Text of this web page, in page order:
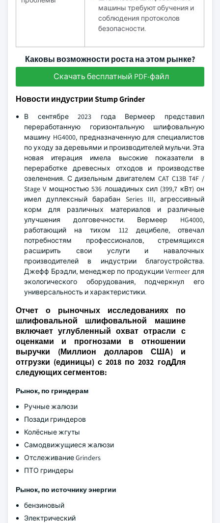
машины требуют обучения и
соблюдения протоколов
безопасности.
Каковы возможности роста на этом рынке?
Скачать бесплатный PDF-файл
Новости индустрии Stump Grinder
В сентябре 2023 года Вермеер представил
переработанную горизонтальную шлифовальную
машину HG4000, предназначенную для специалистов
по уходу за деревьями и производителей мульчи. Эта
новая итерация имела высокие показатели в
переработке древесных отходов и производстве
озеленения. С дизельным двигателем CAT C13B T4F /
Stage V мощностью 536 лошадиных сил (399,7 кВт) он
имел дуплексный барабан Series III, агрессивный
корм для различных материалов и различные
улучшения долговечности. Вермеер HG4000,
работающий на тихом 112 децибеле, отвечал
потребностям профессионалов, стремящихся
расширить свои услуги и навалочных
производителей в индустрии благоустройства.
Джефф Брэдли, менеджер по продукции Vermeer для
экологического оборудования, подчеркнул его
универсальность и характеристики.
Отчет о рыночных исследованиях по
шлифовальной шлифовальной машине
включает углубленный охват отрасли с
оценками и прогнозами в отношении
выручки (Миллион долларов США) и
отгрузки (единицы) с 2018 по 2032 годДля
следующих сегментов:
Рынок, по гриндерам
Ручные жалюзи
Позади гриндеров
Колёсные жгуты
Самодвижущиеся жалюзи
Отслеживание Grinders
ПТО гриндеры
Рынок, по источнику энергии
бензиновый
Электрический